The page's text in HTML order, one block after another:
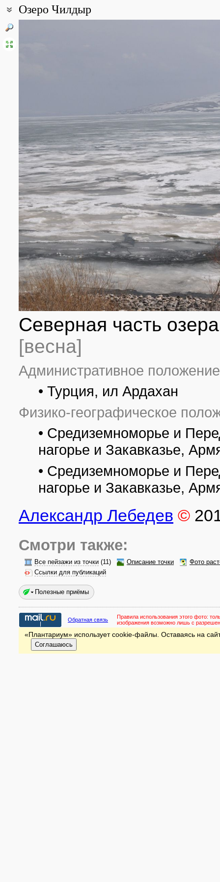
Озеро Чилдыр
Северная часть
[весна]
Административное
• Турция, ил Ардахан
Физико-географическое
• Средиземноморье и
нагорье и Закавказье,
• Средиземноморье и
нагорье и Закавказье,
Александр Лебедев ©
Смотри также:
Все пейзажи из точки (11) Описание точки
Фото
Ссылки для публикаций
Полезные приёмы
Обратная связь Правила использования этого фото:
изображения возможно лишь с
«Плантариум» использует cookie-файлы. Оставаясь на
Соглашаюсь